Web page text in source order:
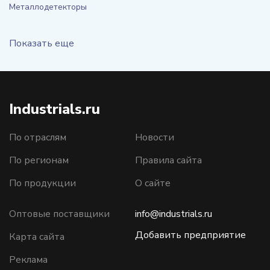
Металлодетекторы
Показать еще
Industrials.ru
По отраслям
По регионам
По продукции
Новости
Правила сайта
О сайте
Оптовые поставщики
Карта сайта
Реклама
info@industrials.ru
Добавить предприятие